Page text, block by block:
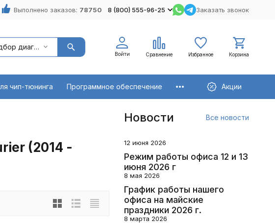
Выполнено заказов: 78750 8 (800) 555-96-25 Заказать звонок
Подбор диагностического оборудования по марке и модели авто
Войти Сравнение Избранное Корзина
чип-тюнинга Программное обеспечение Акции
(2014 -
Новости Все новости
12 июня 2026
Режим работы офиса 12 и 13
июня 2026 г
8 мая 2026
График работы нашего
офиса на майские
праздники 2026 г.
8 марта 2026